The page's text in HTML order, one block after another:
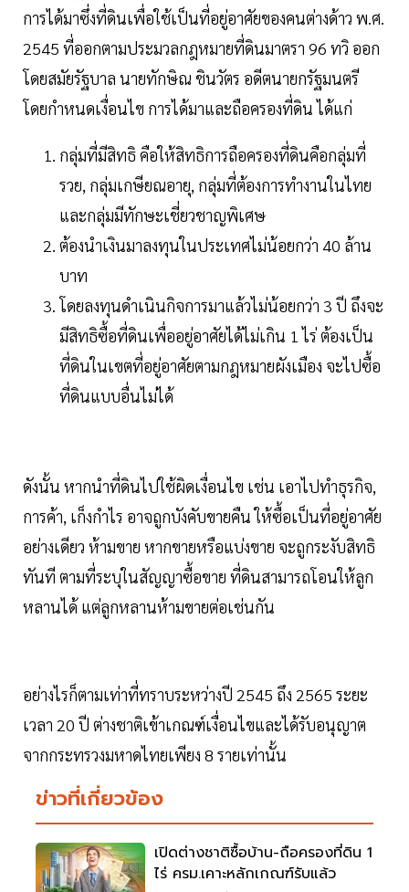
การได้มาซึ่งที่ดินเพื่อใช้เป็นที่อยู่อาศัยของคนต่างด้าว พ.ศ.
2545 ที่ออกตามประมวลกฎหมายที่ดินมาตรา 96 ทวิ ออก
โดยสมัยรัฐบาล นายทักษิณ ชินวัตร อดีตนายกรัฐมนตรี
โดยกำหนดเงื่อนไข การได้มาและถือครองที่ดิน ได้แก่
กลุ่มที่มีสิทธิ คือให้สิทธิการถือครองที่ดินคือกลุ่มที่
รวย, กลุ่มเกษียณอายุ, กลุ่มที่ต้องการทำงานในไทย
และกลุ่มมีทักษะเชี่ยวชาญพิเศษ
ต้องนำเงินมาลงทุนในประเทศไม่น้อยกว่า 40 ล้าน
บาท
โดยลงทุนดำเนินกิจการมาแล้วไม่น้อยกว่า 3 ปี ถึงจะ
มีสิทธิซื้อที่ดินเพื่ออยู่อาศัยได้ไม่เกิน 1 ไร่ ต้องเป็น
ที่ดินในเขตที่อยู่อาศัยตามกฎหมายผังเมือง จะไปซื้อ
ที่ดินแบบอื่นไม่ได้
ดังนั้น หากนำที่ดินไปใช้ผิดเงื่อนไข เช่น เอาไปทำธุรกิจ,
การค้า, เก็งกำไร อาจถูกบังคับขายคืน ให้ซื้อเป็นที่อยู่อาศัย
อย่างเดียว ห้ามขาย หากขายหรือแบ่งขาย จะถูกระงับสิทธิ
ทันที ตามที่ระบุในสัญญาซื้อขาย ที่ดินสามารถโอนให้ลูก
หลานได้ แต่ลูกหลานห้ามขายต่อเช่นกัน
อย่างไรก็ตามเท่าที่ทราบระหว่างปี 2545 ถึง 2565 ระยะ
เวลา 20 ปี ต่างชาติเข้าเกณฑ์เงื่อนไขและได้รับอนุญาต
จากกระทรวงมหาดไทยเพียง 8 รายเท่านั้น
ข่าวที่เกี่ยวข้อง
เปิดต่างชาติซื้อบ้าน-ถือครองที่ดิน 1
ไร่ ครม.เคาะหลักเกณฑ์รับแล้ว